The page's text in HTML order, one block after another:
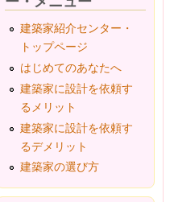
建築家紹介センター・
トップページ
はじめてのあなたへ
建築家に設計を依頼す
るメリット
建築家に設計を依頼す
るデメリット
建築家の選び方